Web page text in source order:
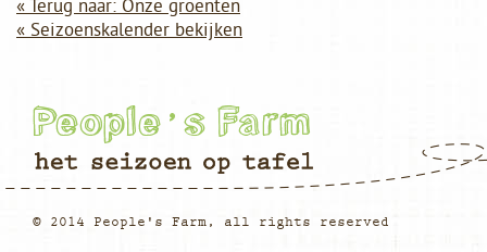
« Terug naar: Onze groenten
« Seizoenskalender bekijken
© 2014 People's Farm, all rights reserved